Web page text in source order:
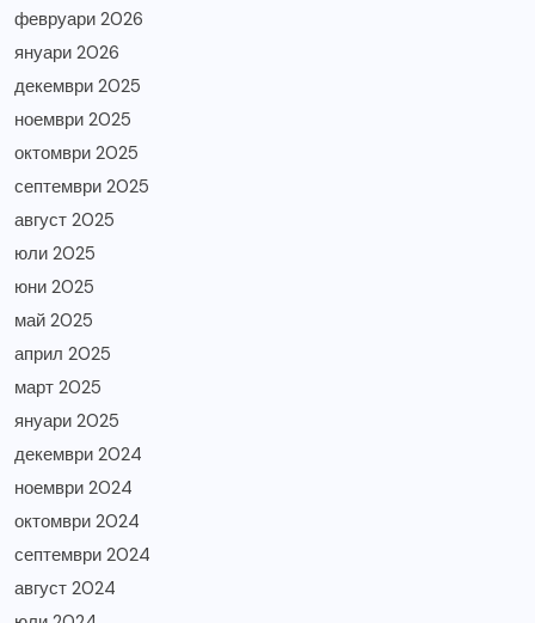
февруари 2026
януари 2026
декември 2025
ноември 2025
октомври 2025
септември 2025
август 2025
юли 2025
юни 2025
май 2025
април 2025
март 2025
януари 2025
декември 2024
ноември 2024
октомври 2024
септември 2024
август 2024